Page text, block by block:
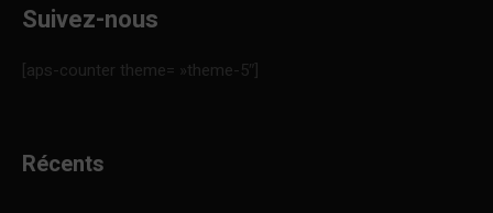
Suivez-nous
[aps-counter theme= »theme-5″]
Récents